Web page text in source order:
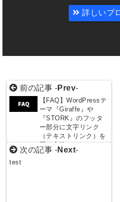
詳しいプ
前の記事 -Prev-
【FAQ】WordPressテ
ーマ『Giraffe』や
『STORK』のフッタ
ー部分に文字リンク
（テキストリンク）を
置く方法
次の記事 -Next-
test